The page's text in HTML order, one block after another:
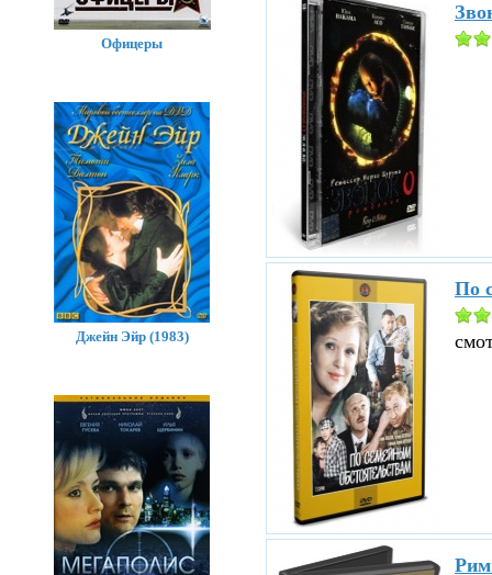
По
Рим
Офицеры
Джейн Эйр (1983)